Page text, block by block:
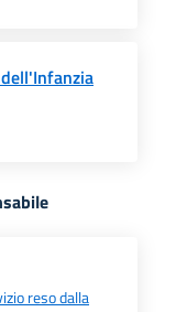
reso dalla